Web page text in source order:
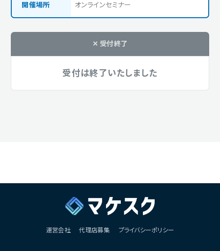
開催場所 オンラインセミナー
✕ 受付終了
受付は終了いたしました
運営会社 代理店募集 プライバシーポリシー